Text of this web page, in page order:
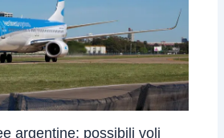
argentine: possibili voli